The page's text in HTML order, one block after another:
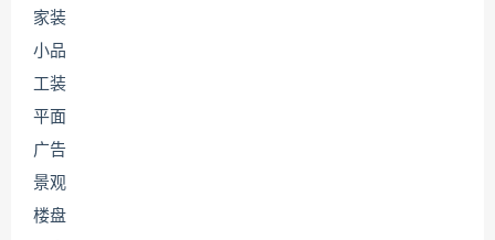
家装
小品
工装
平面
广告
景观
楼盘